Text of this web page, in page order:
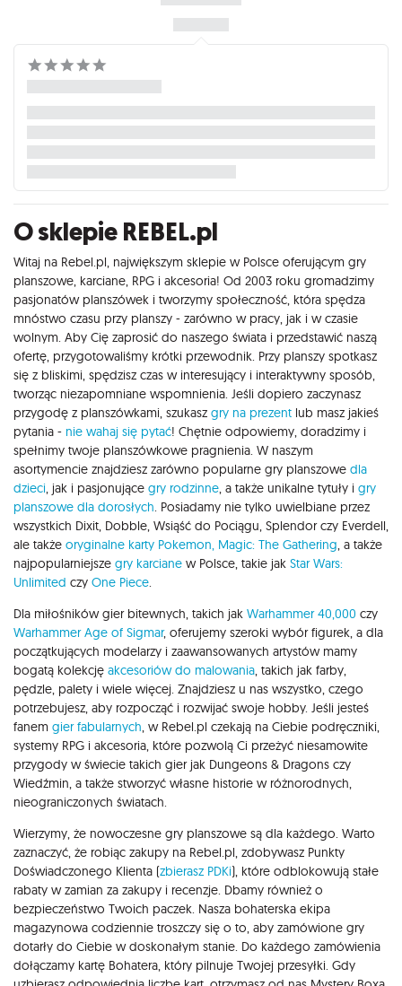
O sklepie REBEL.pl
Witaj na Rebel.pl, największym sklepie w Polsce oferującym gry
planszowe, karciane, RPG i akcesoria! Od 2003 roku gromadzimy
pasjonatów planszówek i tworzymy społeczność, która spędza
mnóstwo czasu przy planszy - zarówno w pracy, jak i w czasie
wolnym. Aby Cię zaprosić do naszego świata i przedstawić naszą
ofertę, przygotowaliśmy krótki przewodnik. Przy planszy spotkasz
się z bliskimi, spędzisz czas w interesujący i interaktywny sposób,
tworząc niezapomniane wspomnienia. Jeśli dopiero zaczynasz
przygodę z planszówkami, szukasz gry na prezent lub masz jakieś
pytania - nie wahaj się pytać! Chętnie odpowiemy, doradzimy i
spełnimy twoje planszówkowe pragnienia. W naszym
asortymencie znajdziesz zarówno popularne gry planszowe dla
dzieci , jak i pasjonujące gry rodzinne , a także unikalne tytuły i gry
planszowe dla dorosłych . Posiadamy nie tylko uwielbiane przez
wszystkich Dixit, Dobble, Wsiąść do Pociągu, Splendor czy Everdell,
ale także oryginalne karty Pokemon, Magic: The Gathering , a także
najpopularniejsze gry karciane w Polsce, takie jak Star Wars:
Unlimited czy One Piece
Dla miłośników gier bitewnych, takich jak Warhammer 40,000 czy
Warhammer Age of Sigmar, oferujemy szeroki wybór figurek, a dla
początkujących modelarzy i zaawansowanych artystów mamy
bogatą kolekcję akcesoriów do malowania , takich jak farby,
pędzle, palety i wiele więcej. Znajdziesz u nas wszystko, czego
potrzebujesz, aby rozpocząć i rozwijać swoje hobby. Jeśli jesteś
fanem gier fabularnych , w Rebel.pl czekają na Ciebie podręczniki,
systemy RPG i akcesoria, które pozwolą Ci przeżyć niesamowite
przygody w świecie takich gier jak Dungeons & Dragons czy
Wiedźmin, a także stworzyć własne historie w różnorodnych,
nieograniczonych światach.
Wierzymy, że nowoczesne gry planszowe są dla każdego. Warto
zaznaczyć, że robiąc zakupy na Rebel.pl, zdobywasz Punkty
Doświadczonego Klienta (zbierasz PDKi), które odblokowują stałe
rabaty w zamian za zakupy i recenzje. Dbamy również o
bezpieczeństwo Twoich paczek. Nasza bohaterska ekipa
magazynowa codziennie troszczy się o to, aby zamówione gry
dotarły do Ciebie w doskonałym stanie. Do każdego zamówienia
dołączamy kartę Bohatera, który pilnuje Twojej przesyłki. Gdy